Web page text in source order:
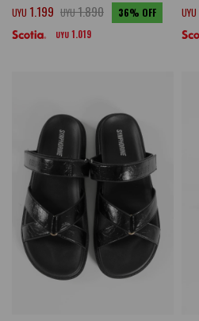
UYU 1.199 UYU1.890 36
UYU 1.019
UYU